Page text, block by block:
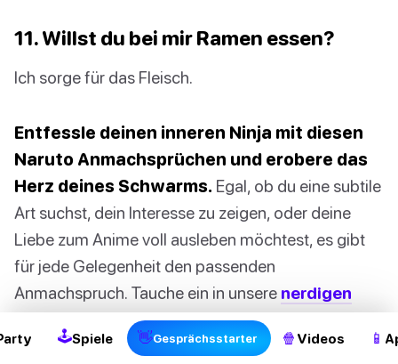
11. Willst du bei mir Ramen essen?
Ich sorge für das Fleisch.
Entfessle deinen inneren Ninja mit diesen
Naruto Anmachsprüchen und erobere das
Herz deines Schwarms. Egal, ob du eine subtile
Art suchst, dein Interesse zu zeigen, oder deine
Liebe zum Anime voll ausleben möchtest, es gibt
für jede Gelegenheit den passenden
Anmachspruch. Tauche ein in unsere nerdigen
Anmachsprüchefür mehr Geek-Charme, oder
halte die Energie leicht mit unserenlustigen
🕹Spiele 👋Gesprächsstarter 🍿 Videos 📱